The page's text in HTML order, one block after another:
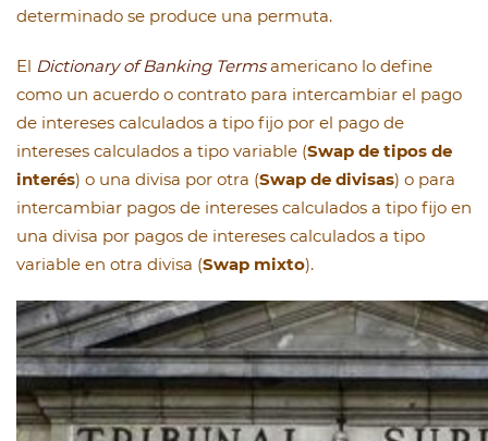
determinado se produce una permuta.
El Dictionary of Banking Termsamericano lo define
como un acuerdo o contrato para intercambiar el pago
de intereses calculados a tipo fijo por el pago de
intereses calculados a tipo variable (Swap de tipos de
interés) o una divisa por otra (Swap de divisas) o para
intercambiar pagos de intereses calculados a tipo fijo en
una divisa por pagos de intereses calculados a tipo
variable en otra divisa (Swap mixto).